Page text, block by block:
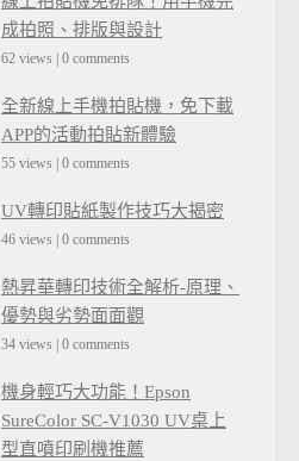
成拍照、排版與設計
62 views 0 comments
全新線上手機拍貼機，免下載
APP的活動拍貼新體驗
55 views 0 comments
UV轉印貼紙製作技巧大揭密
46 views 0 comments
熱昇華轉印技術全解析-原理、
優勢與劣勢面面觀
34 views 0 comments
機身輕巧大功能！Epson
SureColor SC-V1030 UV桌上
型直噴印刷機推薦